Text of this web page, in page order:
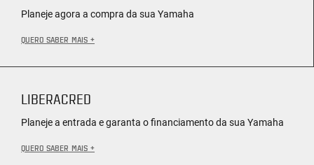
Planeje agora a compra da sua Yamaha
QUERO SABER MAIS +
LIBERACRED
Planeje a entrada e garanta o financiamento da sua Yamaha
QUERO SABER MAIS +